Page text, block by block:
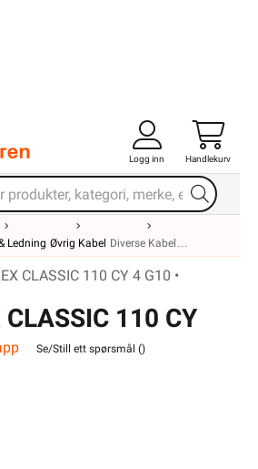
Logg inn Handlekurv
Ledning Øvrig Kabel Diverse Kabel
CLASSIC 110 CY 4 G10 •
110 CY
4G10
Se/Still ett spørsmål ()